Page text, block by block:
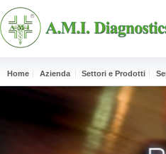
Home Azienda Settori e Prodotti